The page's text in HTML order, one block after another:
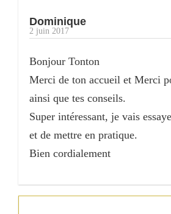
Dominique
2 juin 2017
Bonjour Tonton
Merci de ton accueil et Merci
ainsi que tes conseils.
Super intéressant, je vais
et de mettre en pratique.
Bien cordialement